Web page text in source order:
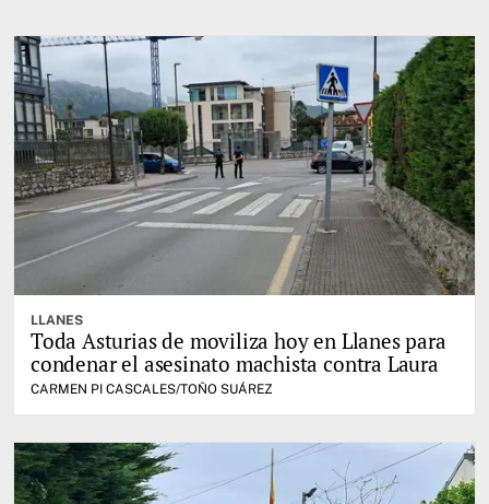
LLANES
Toda Asturias de moviliza hoy en Llanes para
condenar el asesinato machista contra Laura
CARMEN PI CASCALES/TOÑO SUÁREZ